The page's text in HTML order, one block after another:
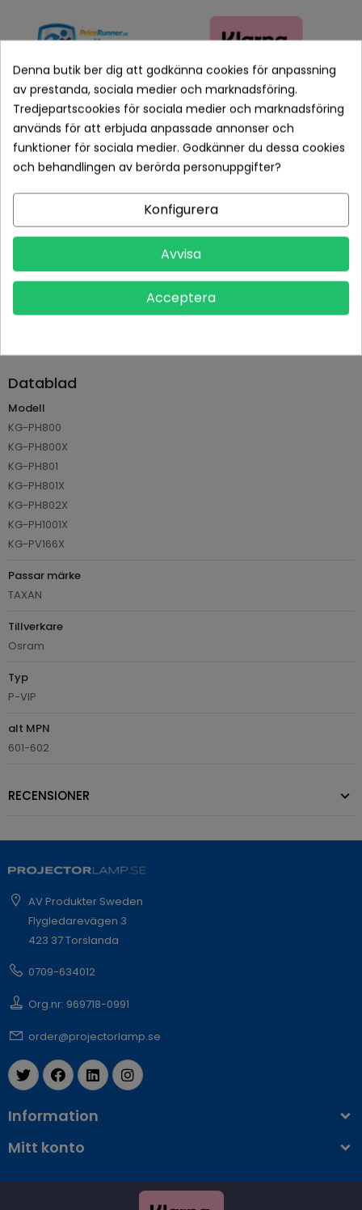
Betala tryggt med Klarna checkout
Leveranstid normalt 1-2 dagar med spårbar frakt
Returvillkor 14 dagars öppet köp (se köpvillkor)
PRODUKTDETALJER
TillverkareOsram
Datablad
Modell
KG-PH800
KG-PH800X
KG-PH801
KG-PH801X
KG-PH802X
KG-PH1001X
KG-PV166X
Passar märke
TAXAN
Tillverkare
Osram
Typ
P-VIP
alt MPN
601-602
RECENSIONER
AV Produkter Sweden
Flygledarevägen 3
423 37 Torslanda
0709-634012
Org.nr: 969718-0991
order@projectorlamp.se
Information
Mitt konto
Denna butik ber dig att godkänna cookies för anpassning
av prestanda, sociala medier och marknadsföring.
Tredjepartscookies för sociala medier och marknadsföring
används för att erbjuda anpassade annonser och
funktioner för sociala medier. Godkänner du dessa cookies
och behandlingen av berörda personuppgifter?
Konfigurera
Avvisa
Acceptera